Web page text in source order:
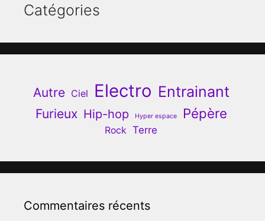
Catégories
Autre Ciel Electro Entrainant
Furieux Hip-hop Hyper espace Pépère
Rock Terre
Commentaires récents